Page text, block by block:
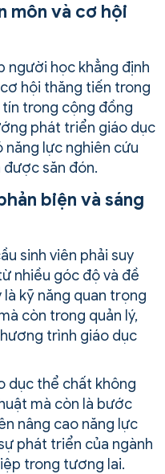
môn và cơ hội
người học khẳng định
hội thăng tiến trong
tín trong cộng đồng
phát triển giáo dục
năng lực nghiên cứu
săn đón.
biện và sáng
sinh viên phải suy
nhiều góc độ và đề
kỹ năng quan trọng
còn trong quản lý,
trình giáo dục
dục thể chất không
mà còn là bước
nâng cao năng lực
phát triển của ngành
trong tương lai.